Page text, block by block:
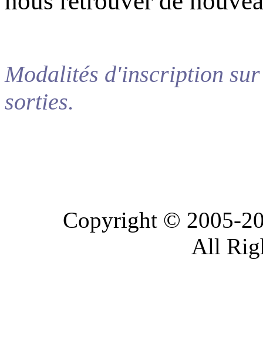
Modalités d'inscription
sorties.
Copyright © 2005-
All